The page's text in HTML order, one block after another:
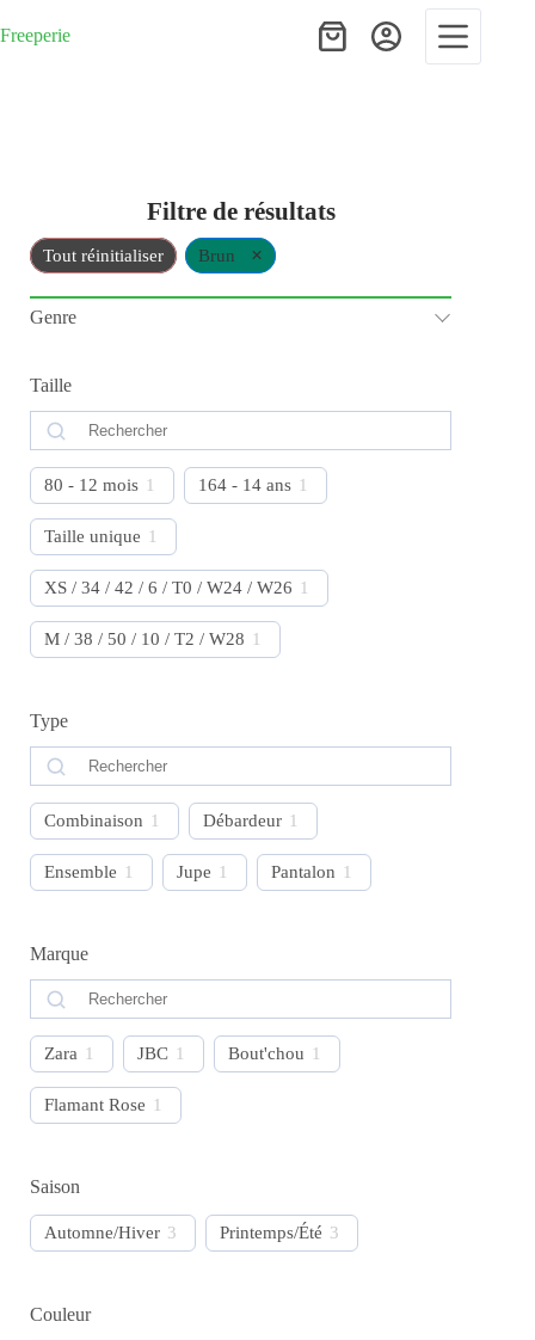
au
contenu
Freeperie
Panier
Filtre de résultats
Tout réinitialiser Brun ×
Genre
Taille
80 - 12 mois 1 164 - 14 ans 1
Taille unique 1
XS / 34 / 42 / 6 / T0 / W24 / W26 1
M / 38 / 50 / 10 / T2 / W28 1
Type
Combinaison 1 Débardeur 1
Ensemble 1 Jupe 1 Pantalon 1
Marque
Zara 1 JBC 1 Bout'chou 1
Flamant Rose 1
Saison
Automne/Hiver 3 Printemps/Été 3
Couleur